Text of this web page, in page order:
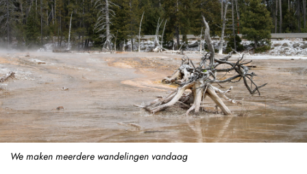
We maken meerdere wandelingen vandaag